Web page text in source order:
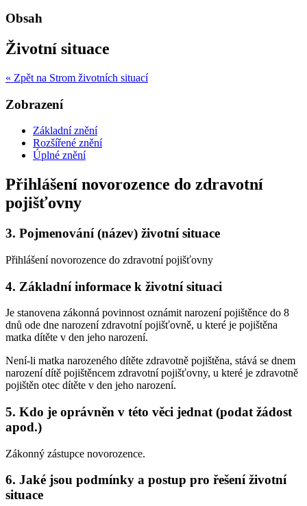
Obsah
Životní situace
« Zpět na Strom životních situací
Zobrazení
Základní znění
Rozšířené znění
Úplné znění
Přihlášení novorozence do zdravotní
pojišťovny
3. Pojmenování (název) životní situace
Přihlášení novorozence do zdravotní pojišťovny
4. Základní informace k životní situaci
Je stanovena zákonná povinnost oznámit narození pojištěnce do 8
dnů ode dne narození zdravotní pojišťovně, u které je pojištěna
matka dítěte v den jeho narození.
Není-li matka narozeného dítěte zdravotně pojištěna, stává se dnem
narození dítě pojištěncem zdravotní pojišťovny, u které je zdravotně
pojištěn otec dítěte v den jeho narození.
5. Kdo je oprávněn v této věci jednat (podat žádost
apod.)
Zákonný zástupce novorozence.
6. Jaké jsou podmínky a postup pro řešení životní
situace